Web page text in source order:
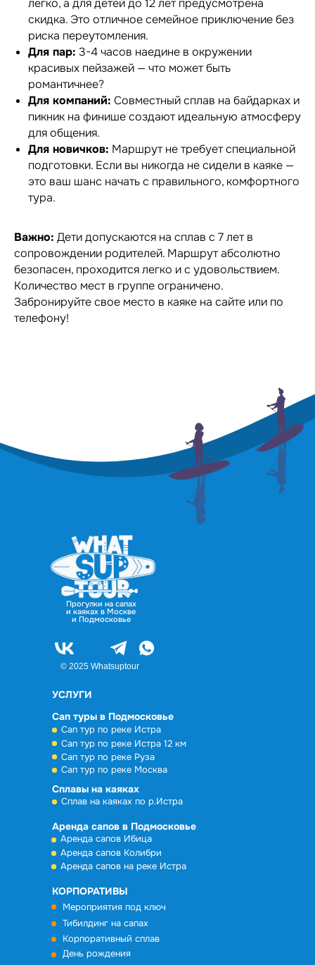
скидка. Это отличное семейное приключение без
риска переутомления.
Для пар: 3-4 часов наедине в окружении
красивых пейзажей — что может быть
романтичнее?
Для компаний: Совместный сплав на байдарках и
пикник на финише создают идеальную атмосферу
для общения.
Для новичков: Маршрут не требует специальной
подготовки. Если вы никогда не сидели в каяке —
это ваш шанс начать с правильного, комфортного
тура.
Важно: Дети допускаются на сплав с 7 лет в
сопровождении родителей. Маршрут абсолютно
безопасен, проходится легко и с удовольствием.
Количество мест в группе ограничено.
Забронируйте свое место в каяке на сайте или по
телефону!
УСЛУГИ
Аренда сапов в Подмосковье
Сплавы на каяках
Сап туры в Подмосковье
КОРПОРАТИВЫ
© 2025 Whatsuptour
Прогулки на сапах
и каяках в Москве
и Подмосковье
Сап тур по реке Истра 12 км
Сап тур по реке Руза
Сплав на каяках по р.Истра
Аренда сапов Ибица
Аренда сапов на реке Истра
Мероприятия под ключ
Корпоративный сплав
День рождения
Аренда сапов Колибри
Сап тур по реке Москва
Сап тур по реке Истра
Тибилдинг на сапах